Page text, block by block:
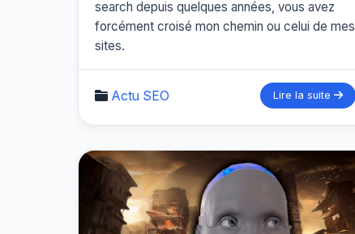
search depuis quelques années, vous avez
forcément croisé mon chemin ou celui de mes
sites.
Actu SEO Lire la suite